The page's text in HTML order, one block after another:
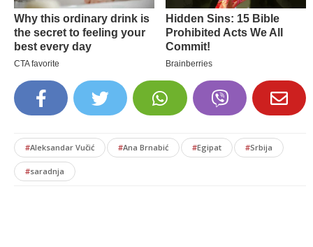
#Aleksandar Vučić #Ana Brnabić #Egipat #Srbija
#saradnja